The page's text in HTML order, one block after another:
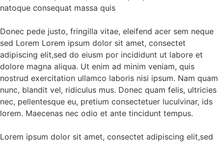
natoque consequat massa quis
Donec pede justo, fringilla vitae, eleifend acer sem neque
sed Lorem Lorem ipsum dolor sit amet, consectet
adipiscing elit,sed do eiusm por incididunt ut labore et
dolore magna aliqua. Ut enim ad minim veniam, quis
nostrud exercitation ullamco laboris nisi ipsum. Nam quam
nunc, blandit vel, ridiculus mus. Donec quam felis, ultricies
nec, pellentesque eu, pretium consectetuer luculvinar, ids
lorem. Maecenas nec odio et ante tincidunt tempus.
Lorem ipsum dolor sit amet, consectet adipiscing elit,sed